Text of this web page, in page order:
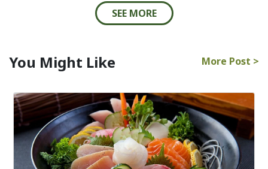
SEE MORE
You Might Like More Post >